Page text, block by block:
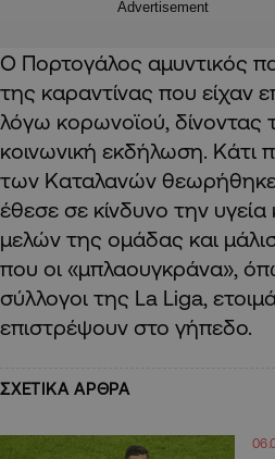
Advertisement
Ο Πορτογάλος αμυντικός
της καραντίνας που είχαν
λόγω κορωνοϊού, δίνοντας
κοινωνική εκδήλωση. Κάτι
των Καταλανών
έθεσε σε κίνδυνο την
μελών της ομάδας και
που οι «μπλαουγκράνα»,
σύλλογοι της La Liga,
επιστρέψουν στο γήπεδο.
ΣΧΕΤΙΚΑ ΑΡΘΡΑ